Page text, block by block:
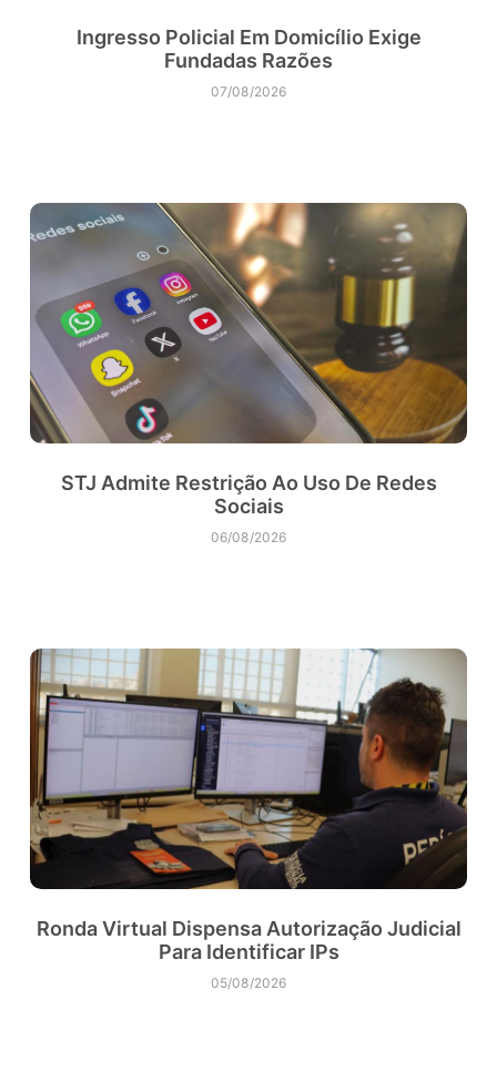
Ingresso Policial Em Domicílio Exige
Fundadas Razões
07/08/2026
STJ Admite Restrição Ao Uso De Redes
Sociais
06/08/2026
Ronda Virtual Dispensa Autorização Judicial
Para Identificar IPs
05/08/2026